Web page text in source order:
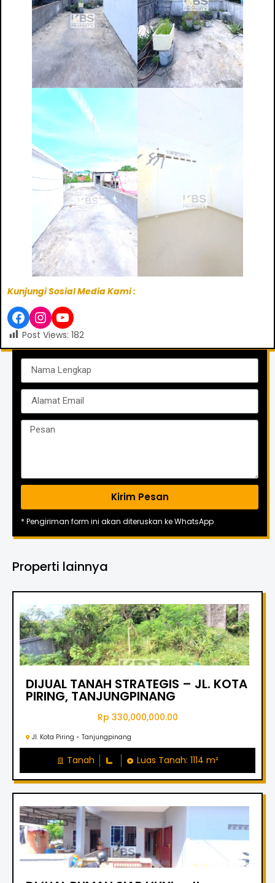
Kunjungi Sosial Media Kami :
Post Views: 182
Kirim Pesan
* Pengiriman form ini akan diteruskan ke WhatsApp
Properti lainnya
DIJUAL TANAH STRATEGIS – JL. KOTA
PIRING, TANJUNGPINANG
Rp 330,000,000.00
Jl. Kota Piring - Tanjungpinang
Tanah Luas Tanah: 1114 m²